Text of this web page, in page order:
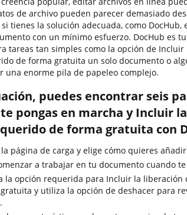
de archivo pueden parecer demasiado
tienes la solución adecuada, como DocHub,
con un mínimo esfuerzo. DocHub es
tareas tan simples como la opción de
de forma gratuita un solo documento o
una enorme pila de papeleo complejo.
puedes encontrar seis
pongas en marcha y Incluir
de forma gratuita con
la página de carga y elige cómo quieres
a trabajar en tu documento cuando
la opción requerida para Incluir la liberación
y utiliza la opción de deshacer para